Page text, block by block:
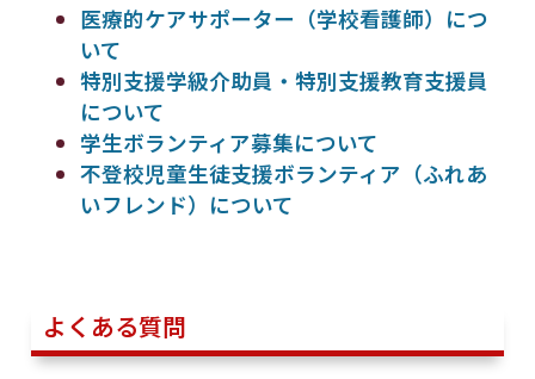
医療的ケアサポーター（学校看護師）につ
いて
特別支援学級介助員・特別支援教育支援員
について
学生ボランティア募集について
不登校児童生徒支援ボランティア（ふれあ
いフレンド）について
よくある質問